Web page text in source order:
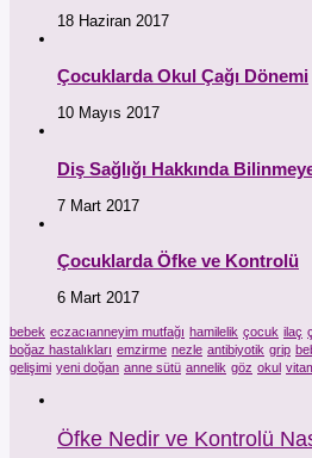
18 Haziran 2017
Çocuklarda Okul Çağı Dönemi
10 Mayıs 2017
Diş Sağlığı Hakkında
7 Mart 2017
Çocuklarda Öfke ve Kontrolü
6 Mart 2017
bebek eczacıanneyim mutfağı hamilelik çocuk ilaç
boğaz hastalıkları emzirme nezle antibiyotik grip
gelişimi yeni doğan anne sütü annelik göz okul
Öfke Nedir ve Kontrolü